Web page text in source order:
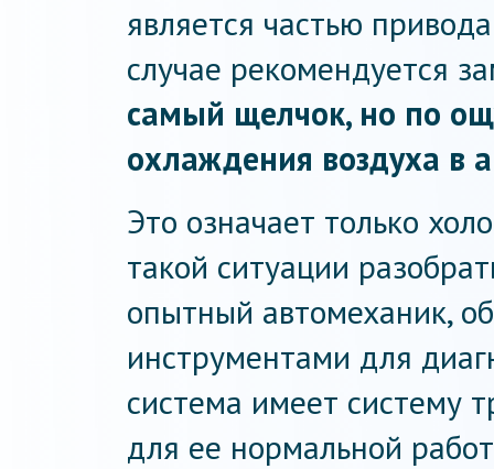
является частью
случае рекомендуется
самый щелчок, но по
охлаждения воздуха в
Это означает только
такой ситуации
опытный автомеханик,
инструментами для
система имеет систему
для ее нормальной